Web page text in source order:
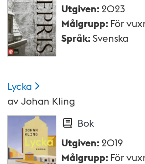
Utgiven: 2023
Målgrupp: För
Språk:Svenska
Lycka
avJohan Kling
Bok
Utgiven: 2019
Målgrupp: För